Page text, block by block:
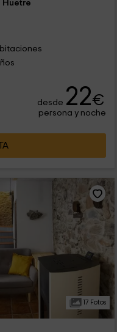
Huetre
desde 22€
persona y noche
17 Fotos